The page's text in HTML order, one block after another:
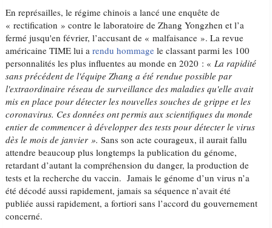
En représailles, le régime chinois a lancé une enquête de
« rectification » contre le laboratoire de Zhang Yongzhen et l’a
fermé jusqu'en février, l’accusant de « malfaisance ». La revue
américaine TIME lui arendu hommage le classant parmi les 100
personnalités les plus influentes au monde en 2020 : «La rapidité
sans précédent de l'équipe Zhang a été rendue possible par
l'extraordinaire réseau de surveillance des maladies qu'elle avait
mis en place pour détecter les nouvelles souches de grippe et les
coronavirus. Ces données ont permis aux scientifiques du monde
entier de commencer à développer des tests pour détecter le virus
dès le mois de janvier ». Sans son acte courageux, il aurait fallu
attendre beaucoup plus longtemps la publication du génome,
retardant d’autant la compréhension du danger, la production de
tests et la recherche du vaccin. Jamais le génome d’un virus n’a
été décodé aussi rapidement, jamais sa séquence n’avait été
publiée aussi rapidement, a fortiori sans l’accord du gouvernement
concerné.